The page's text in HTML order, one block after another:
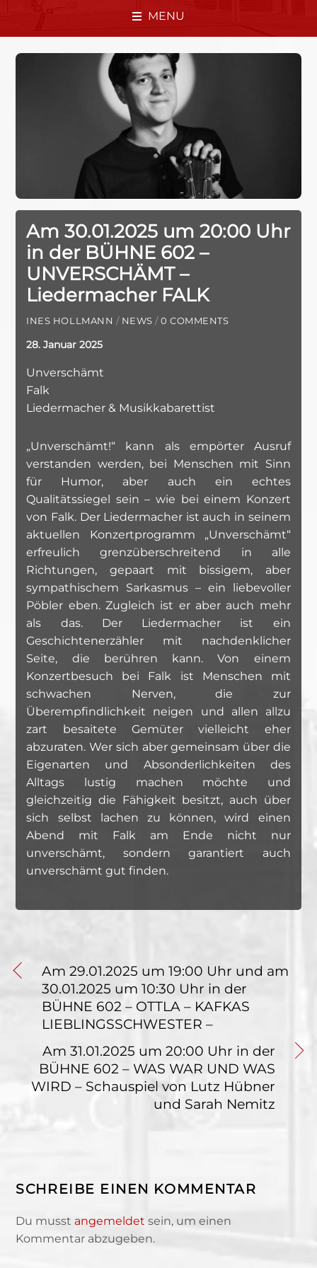
MENU
Am 30.01.2025 um 20:00 Uhr
in der BÜHNE 602 –
UNVERSCHÄMT –
Liedermacher FALK
INES HOLLMANN / NEWS / 0 COMMENTS
28. Januar 2025
Unverschämt
Falk
Liedermacher & Musikkabarettist
„Unverschämt!“ kann als empörter Ausruf
verstanden werden, bei Menschen mit Sinn
für Humor, aber auch ein echtes
Qualitätssiegel sein – wie bei einem Konzert
von Falk. Der Liedermacher ist auch in seinem
aktuellen Konzertprogramm „Unverschämt“
erfreulich grenzüberschreitend in alle
Richtungen, gepaart mit bissigem, aber
sympathischem Sarkasmus – ein liebevoller
Pöbler eben. Zugleich ist er aber auch mehr
als das. Der Liedermacher ist ein
Geschichtenerzähler mit nachdenklicher
Seite, die berühren kann. Von einem
Konzertbesuch bei Falk ist Menschen mit
schwachen Nerven, die zur
Überempfindlichkeit neigen und allen allzu
zart besaitete Gemüter vielleicht eher
abzuraten. Wer sich aber gemeinsam über die
Eigenarten und Absonderlichkeiten des
Alltags lustig machen möchte und
gleichzeitig die Fähigkeit besitzt, auch über
sich selbst lachen zu können, wird einen
Abend mit Falk am Ende nicht nur
unverschämt, sondern garantiert auch
unverschämt gut finden.
Am 29.01.2025 um 19:00 Uhr und am
30.01.2025 um 10:30 Uhr in der
BÜHNE 602 – OTTLA – KAFKAS
LIEBLINGSSCHWESTER –
Am 31.01.2025 um 20:00 Uhr in der
BÜHNE 602 – WAS WAR UND WAS
WIRD – Schauspiel von Lutz Hübner
und Sarah Nemitz
SCHREIBE EINEN KOMMENTAR
Du musstangemeldet sein, um einen
Kommentar abzugeben.